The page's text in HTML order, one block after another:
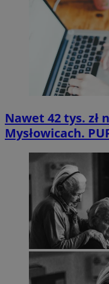
Nawet 42 tys. zł
Mysłowicach.